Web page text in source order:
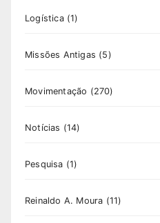
Logística(1)
Missões Antigas (5)
Movimentação (270)
Notícias (14)
Pesquisa (1)
Reinaldo A. Moura (11)